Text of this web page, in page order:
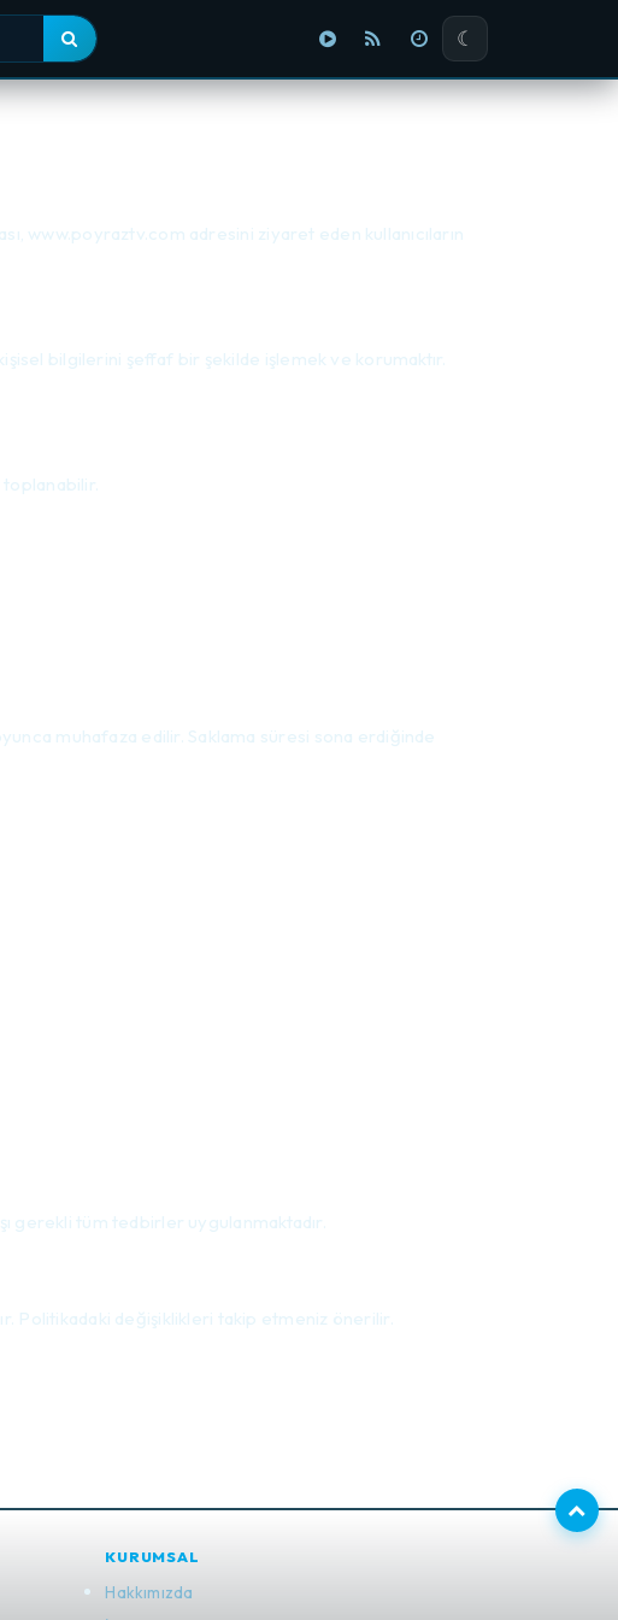
☾
www.poyraztv.com adresini ziyaret eden kullanıcıların
bilgilerini şeffaf bir şekilde işlemek ve korumaktır.
muhafaza edilir. Saklama süresi sona erdiğinde
gerekli tüm tedbirler uygulanmaktadır.
Politikadaki değişiklikleri takip etmeniz önerilir.
KURUMSAL
Hakkımızda